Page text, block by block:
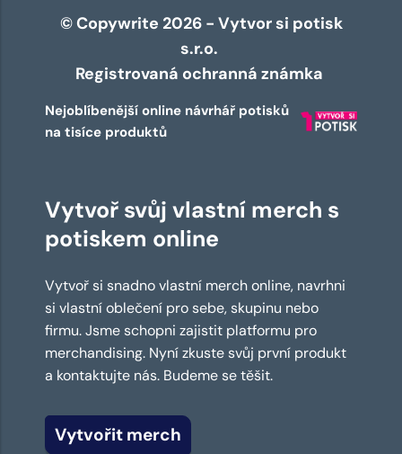
© Copywrite 2026 - Vytvor si potisk
s.r.o.
Registrovaná ochranná známka
Nejoblíbenější online návrhář potisků
na tisíce produktů
Vytvoř svůj vlastní merch s
potiskem online
Vytvoř si snadno vlastní merch online, navrhni
si vlastní oblečení pro sebe, skupinu nebo
firmu. Jsme schopni zajistit platformu pro
merchandising. Nyní zkuste svůj první produkt
a kontaktujte nás. Budeme se těšit.
Vytvořit merch